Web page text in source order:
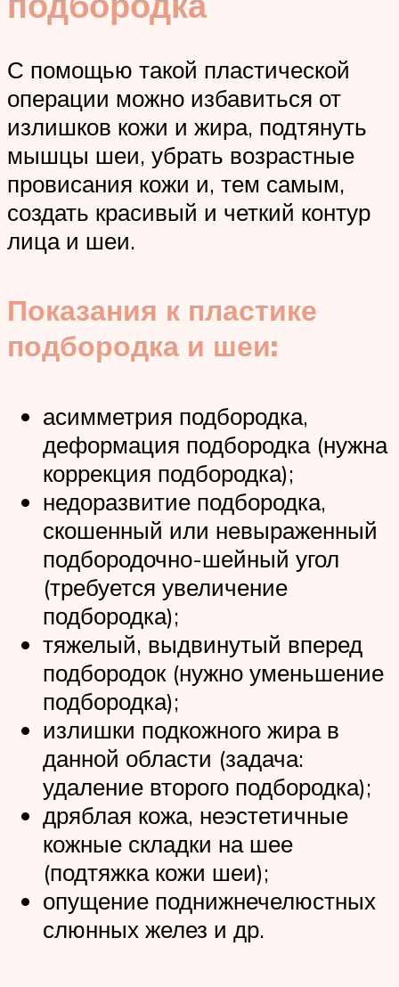
С помощью такой пластической
операции можно избавиться от
излишков кожи и жира, подтянуть
мышцы шеи, убрать возрастные
провисания кожи и, тем самым,
создать красивый и четкий контур
лица и шеи.
Показания к пластике
подбородка и шеи:
асимметрия подбородка,
деформация подбородка (нужна
коррекция подбородка);
недоразвитие подбородка,
скошенный или невыраженный
подбородочно-шейный угол
(требуется увеличение
подбородка);
тяжелый, выдвинутый вперед
подбородок (нужно уменьшение
подбородка);
излишки подкожного жира в
данной области (задача:
удаление второго подбородка);
дряблая кожа, неэстетичные
кожные складки на шее
(подтяжка кожи шеи);
опущение поднижнечелюстных
слюнных желез и др.